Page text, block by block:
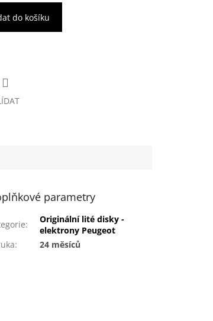
do košíku
parametry
:
Originální lité disky -
elektrony Peugeot
: 24 měsíců